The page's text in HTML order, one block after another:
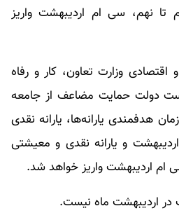
نهم، سی ام اردیبهشت واریز
وزارت تعاون، کار و رفاه
دولت حمایت مضاعف از جامعه
هدفمندی یارانه‌ها، یارانه نقدی
دهک‌های یک تا سه، ۲۵ اردیبهشت و یارانه نقدی و معیشتی
ام اردیبهشت واریز خواهد شد.
در اردیبهشت ماه نیست.